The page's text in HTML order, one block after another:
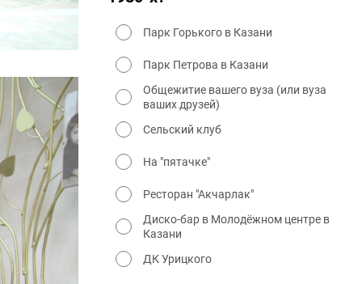
Парк Горького в Казани
Парк Петрова в Казани
Общежитие вашего вуза (или вуза
ваших друзей)
Сельский клуб
На "пятачке"
Ресторан "Акчарлак"
Диско-бар в Молодёжном центре в
Казани
ДК Урицкого